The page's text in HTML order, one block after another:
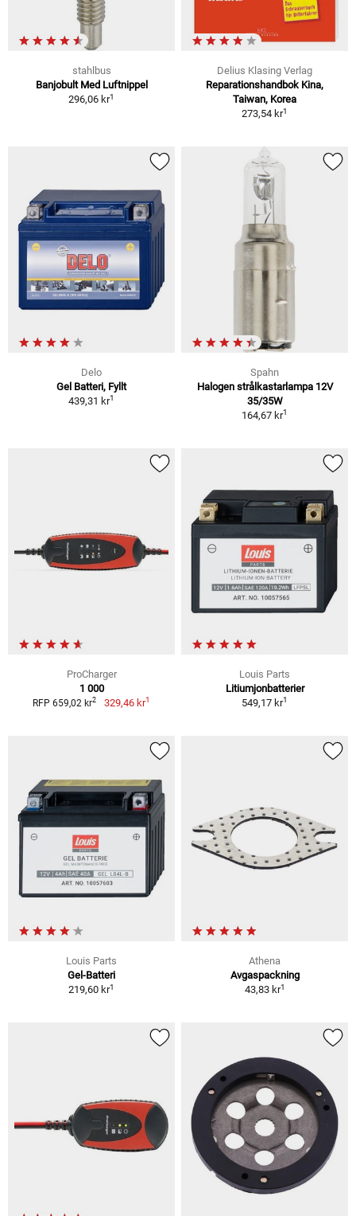
stahlbus
Banjobult Med Luftnippel
296,06 kr1
Delius Klasing Verlag
Reparationshandbok Kina,
Taiwan, Korea
273,54 kr1
Delo
Gel Batteri, Fyllt
439,31 kr1
Spahn
Halogen strålkastarlampa 12V
35/35W
164,67 kr1
ProCharger
1 000
RFP 659,02 kr2 329,46 kr1
Louis Parts
Litiumjonbatterier
549,17 kr1
Louis Parts
Gel-Batteri
219,60 kr1
Athena
Avgaspackning
43,83 kr1